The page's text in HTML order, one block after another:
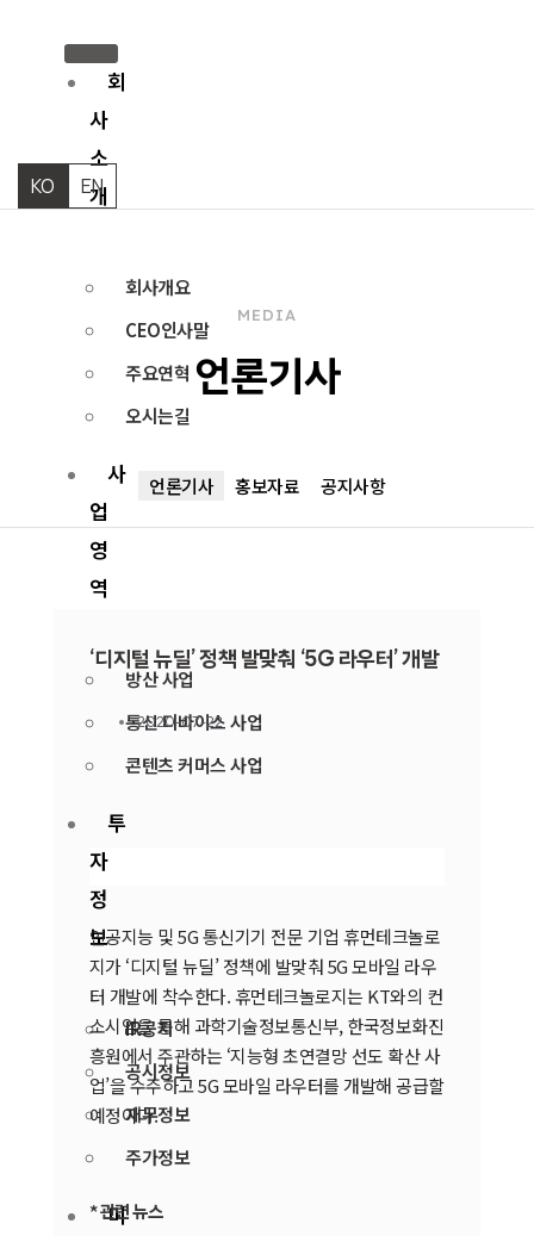
회
사
소
개
회사개요
CEO인사말
주요연혁
오시는길
사
업
영
역
방산 사업
통신 디바이스 사업
콘텐츠 커머스 사업
투
자
정
보
IR공지
공시정보
재무정보
주가정보
미
KO EN
MEDIA
언론기사
언론기사 홍보자료 공지사항
‘디지털 뉴딜’ 정책 발맞춰 ‘5G 라우터’ 개발
2020-07-22
인공지능 및 5G 통신기기 전문 기업 휴먼테크놀로
지가 ‘디지털 뉴딜’ 정책에 발맞춰 5G 모바일 라우
터 개발에 착수한다. 휴먼테크놀로지는 KT와의 컨
소시엄을 통해 과학기술정보통신부, 한국정보화진
흥원에서 주관하는 ‘지능형 초연결망 선도 확산 사
업’을 수주하고 5G 모바일 라우터를 개발해 공급할
예정이다.
* 관련 뉴스